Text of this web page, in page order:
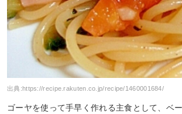
出典:https://recipe.rakuten.co.jp/recipe/1460001684/
ゴーヤを使って手早く作れる主食として、ベ